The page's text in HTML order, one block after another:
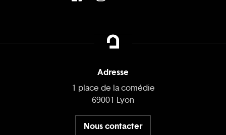
Adresse
1 place de la comédie
69001 Lyon
Nous contacter